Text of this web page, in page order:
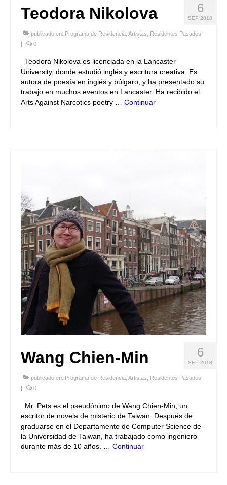
6
SEP 2018
Teodora Nikolova
publicado en: Programa de Residencia Artistas
Residentes Pasados
|
0
Teodora Nikolova es licenciada en la Lancaster
University, donde estudió inglés y escritura creativa. Es
autora de poesía en inglés y búlgaro, y ha presentado su
trabajo en muchos eventos en Lancaster. Ha recibido el
Arts Against Narcotics poetry … Continuar
6
SEP 2018
Wang Chien-Min
publicado en: Programa de Residencia Artistas
Residentes Pasados
|
0
Mr. Pets es el pseudónimo de Wang Chien-Min, un
escritor de novela de misterio de Taiwan. Después de
graduarse en el Departamento de Computer Science de
la Universidad de Taiwan, ha trabajado como ingeniero
durante más de 10 años. … Continuar